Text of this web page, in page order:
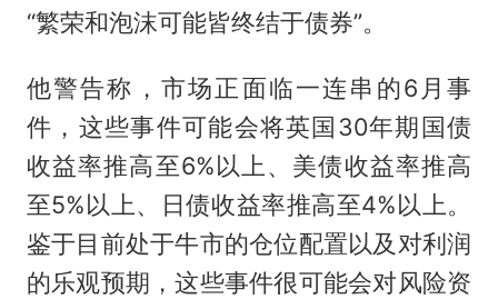
“繁荣和泡沫可能皆终结于债券”。
他警告称，市场正面临一连串的6月事
件，这些事件可能会将英国30年期国债
收益率推高至6%以上、美债收益率推高
至5%以上、日债收益率推高至4%以上。
鉴于目前处于牛市的仓位配置以及对利润
的乐观预期，这些事件很可能会对风险资